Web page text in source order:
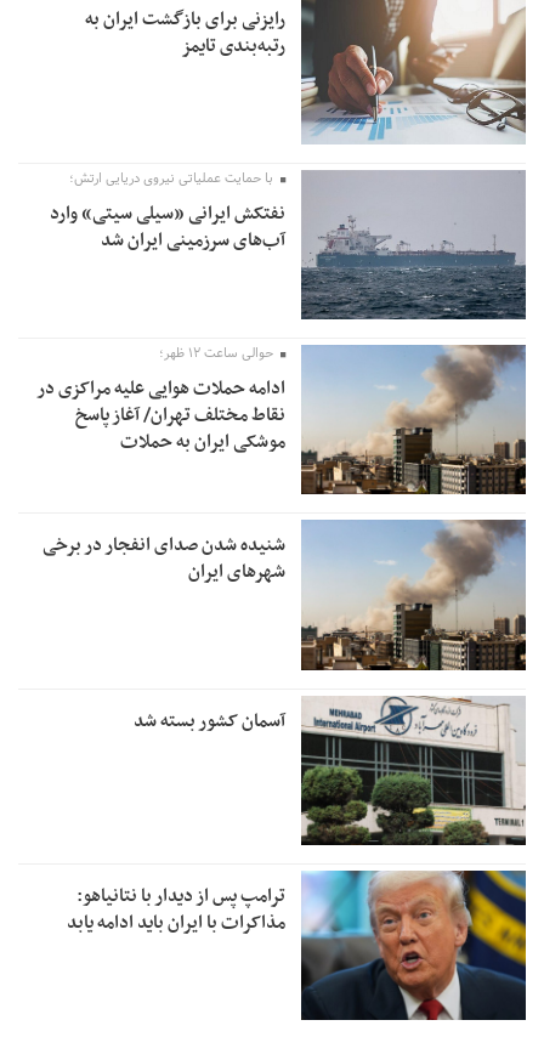
رایزنی برای بازگشت ایران به
رتبه‌بندی تایمز
با حمایت عملیاتی نیروی دریایی ارتش؛
نفتکش ایرانی «سیلی سیتی» وارد
آب‌های سرزمینی ایران شد
حوالی ساعت ۱۲ ظهر؛
ادامه حملات هوایی علیه مراکزی در
نقاط مختلف تهران/ آغاز پاسخ
موشکی ایران به حملات
شنیده شدن صدای انفجار در برخی
شهرهای ایران
آسمان کشور بسته شد
ترامپ پس از دیدار با نتانیاهو:
مذاکرات با ایران باید ادامه یابد